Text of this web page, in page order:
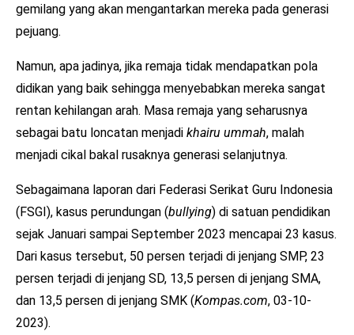
gemilang yang akan mengantarkan mereka pada generasi
pejuang.
Namun, apa jadinya, jika remaja tidak mendapatkan pola
didikan yang baik sehingga menyebabkan mereka sangat
rentan kehilangan arah. Masa remaja yang seharusnya
sebagai batu loncatan menjadi khairu ummah, malah
menjadi cikal bakal rusaknya generasi selanjutnya.
Sebagaimana laporan dari Federasi Serikat Guru Indonesia
(FSGI), kasus perundungan (bullying) di satuan pendidikan
sejak Januari sampai September 2023 mencapai 23 kasus.
Dari kasus tersebut, 50 persen terjadi di jenjang SMP, 23
persen terjadi di jenjang SD, 13,5 persen di jenjang SMA,
dan 13,5 persen di jenjang SMK (Kompas.com, 03-10-
2023).